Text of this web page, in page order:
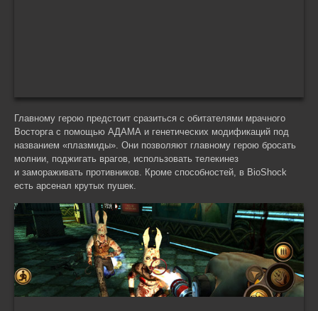
Главному герою предстоит сразиться с обитателями мрачного
Восторга с помощью АДАМА и генетических модификаций под
названием «плазмиды». Они позволяют главному герою бросать
молнии, поджигать врагов, использовать телекинез
и замораживать противников. Кроме способностей, в BioShock
есть арсенал крутых пушек.